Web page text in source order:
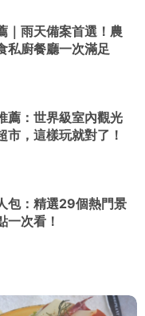
｜雨天備案首選！農
私廚餐廳一次滿足
薦：世界級室內觀光
市，這樣玩就對了！
包：精選29個熱門景
一次看！